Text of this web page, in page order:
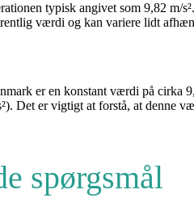
typisk angivet som 9,82 m/
værdi og kan variere lidt
er en konstant værdi på cirka
Det er vigtigt at forstå, at denne
spørgsmål